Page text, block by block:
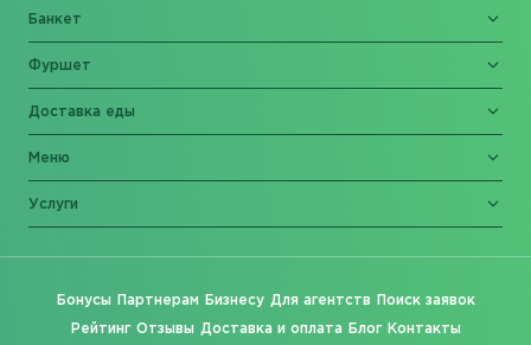
Банкет
Фуршет
Доставка еды
Меню
Услуги
Бонусы Партнерам Бизнесу Для агентств Поиск заявок
Рейтинг Отзывы Доставка и оплата Блог Контакты